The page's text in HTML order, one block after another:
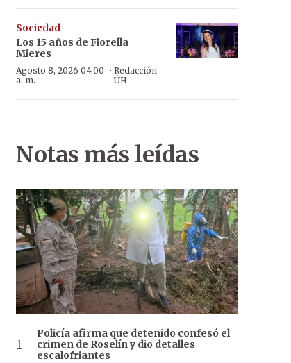
Sociedad
Los 15 años de Fiorella
Mieres
Agosto 8, 2026 04:00
a. m.
· Redacción
ÚH
Notas más leídas
Policía afirma que detenido confesó el
crimen de Roselín y dio detalles
escalofriantes